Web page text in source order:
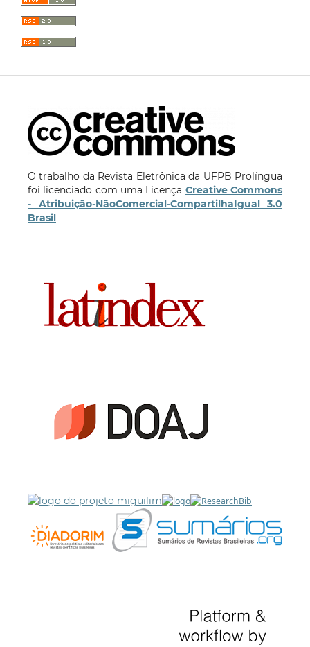
O trabalho da Revista Eletrônica da UFPB Prolíngua
foi licenciado com uma Licença Creative Commons
- Atribuição-NãoComercial-CompartilhaIgual 3.0
Brasil